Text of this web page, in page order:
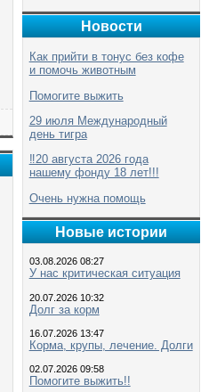
Новости
Как прийти в тонус без кофе
и помочь животным
Помогите выжить
29 июля Международный
день тигра
‼️20 августа 2026 года
нашему фонду 18 лет!!!
Очень нужна помощь
Новые истории
03.08.2026 08:27
У нас критическая ситуация
20.07.2026 10:32
Долг за корм
16.07.2026 13:47
Корма, крупы, лечение. Долги
02.07.2026 09:58
Помогите выжить!!